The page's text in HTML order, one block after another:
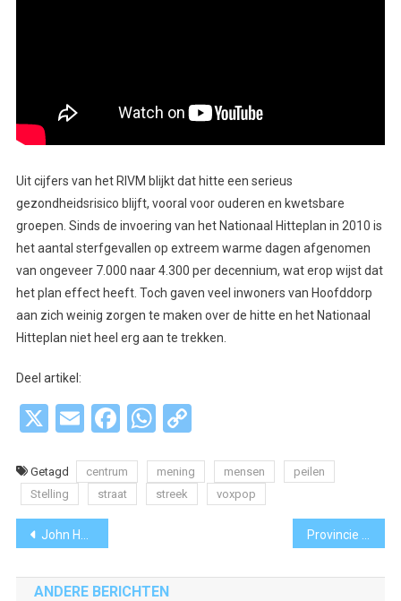
Uit cijfers van het RIVM blijkt dat hitte een serieus
gezondheidsrisico blijft, vooral voor ouderen en kwetsbare
groepen. Sinds de invoering van het Nationaal Hitteplan in 2010 is
het aantal sterfgevallen op extreem warme dagen afgenomen
van ongeveer 7.000 naar 4.300 per decennium, wat erop wijst dat
het plan effect heeft. Toch gaven veel inwoners van Hoofddorp
aan zich weinig zorgen te maken over de hitte en het Nationaal
Hitteplan niet heel erg aan te trekken.
Deel artikel:
X EmailFacebook
WhatsApp
Copy
Getagd centrum mening mensen
peilen
Stelling
straat streek voxpop
Bericht
navigatie
John Hermarij geeft vrijwilligers en positieve initiatieven een podium in ‘In Gesprek Met Ouder-Amstel’
ANDERE BERICHTEN